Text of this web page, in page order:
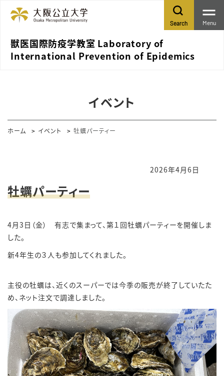
獣医国際防疫学教室 Laboratory of
International Prevention of Epidemics
Search Menu
イベント
ホーム イベント 牡蠣パーティー
2026年4月6日
牡蠣パーティー
4月3日（金） 有志で集まって、第１回牡蠣パーティーを開催しま
した。
新4年生の３人も参加してくれました。
主役の牡蠣は、近くのスーパーでは今季の販売が終了していたた
め、ネット注文で調達しました。